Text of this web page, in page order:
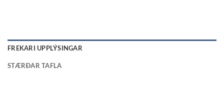
FREKARI UPPLÝSINGAR
STÆRÐAR TAFLA